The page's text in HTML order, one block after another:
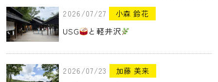
2026/07/27 小森 鈴花
USG と軽井沢
2026/07/23 加藤 美来